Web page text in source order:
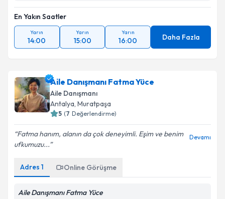
En Yakın Saatler
Yarın
14:00
Yarın
15:00
Yarın
16:00 Daha Fazla
Aile Danışmanı Fatma Yüce
Aile Danışmanı
Antalya, Muratpaşa
5 (7 Değerlendirme)
Fatma hanım, alanın da çok deneyimli. Eşim ve benim
ufkumuzu...
Devamı
Adres 1 Online Görüşme
Aile Danışmanı Fatma Yüce